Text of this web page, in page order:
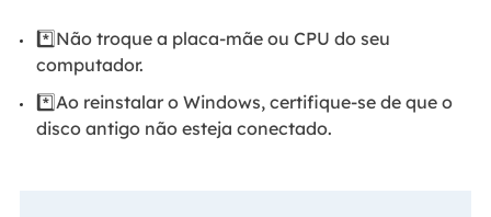
*️⃣Não troque a placa-mãe ou CPU do seu
computador.
*️⃣Ao reinstalar o Windows, certifique-se de que o
disco antigo não esteja conectado.